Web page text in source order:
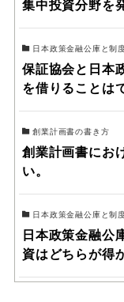
集中投資分野を
日本政策金融公庫と制
保証協会と日本
を借りることは
創業計画書の書き方
創業計画書にお
い。
日本政策金融公庫と制
日本政策金融公
資はどちらが得